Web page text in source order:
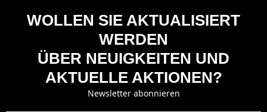
WOLLEN SIE AKTUALISIERT
WERDEN
ÜBER NEUIGKEITEN UND
AKTUELLE AKTIONEN?
Newsletter abonnieren